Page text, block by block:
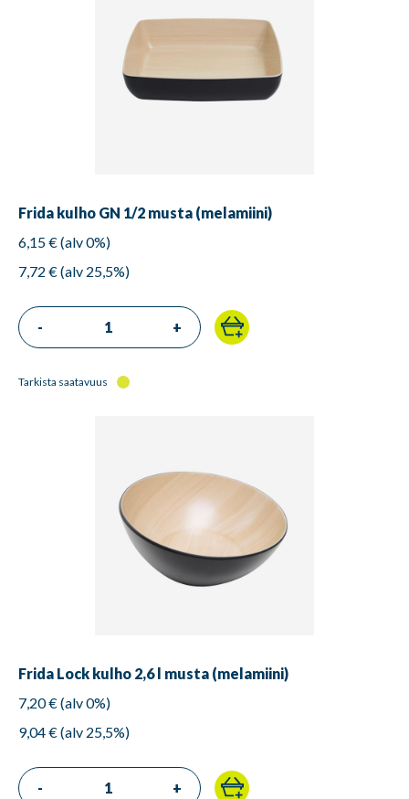
Frida kulho GN 1/2 musta (melamiini)
6,15 € (alv 0%)
7,72 € (alv 25,5%)
- +
Tarkista saatavuus
Frida Lock kulho 2,6 l musta (melamiini)
7,20 € (alv 0%)
9,04 € (alv 25,5%)
- +